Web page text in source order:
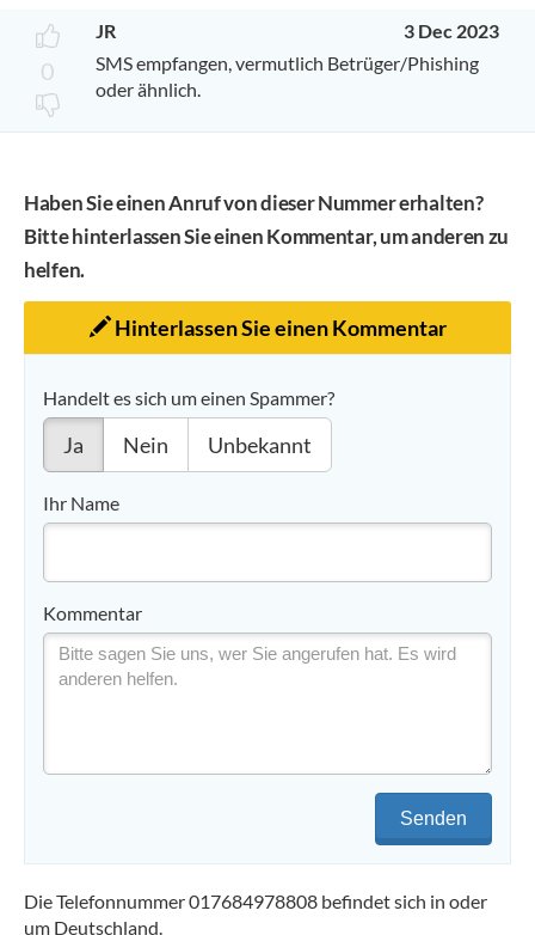
0
JR
3 Dec 2023
SMS empfangen, vermutlich Betrüger/Phishing
oder ähnlich.
Haben Sie einen Anruf von dieser Nummer erhalten?
Bitte hinterlassen Sie einen Kommentar, um anderen zu
helfen.
Hinterlassen Sie einen Kommentar
Handelt es sich um einen Spammer?
Ja Nein Unbekannt
Ihr Name
Kommentar
Senden
Die Telefonnummer 017684978808 befindet sich in oder
um Deutschland.